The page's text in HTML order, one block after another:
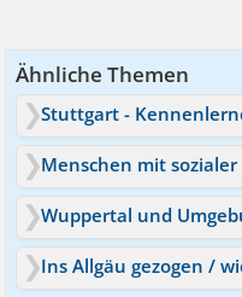
Ähnliche Themen